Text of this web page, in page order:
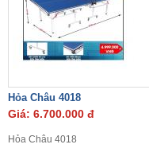
Hỏa Châu 4018
Giá: 6.700.000 đ
Hỏa Châu 4018